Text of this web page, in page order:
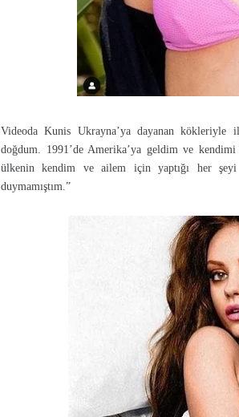
Videoda Kunis Ukrayna’ya dayanan kökleriyle
doğdum. 1991’de Amerika’ya geldim ve
ülkenin kendim ve ailem için yaptığı her
duymamıştım.”